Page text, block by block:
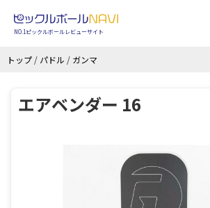
NO.1ピックルボールレビューサイト
トップ / パドル / ガンマ
エアベンダー 16